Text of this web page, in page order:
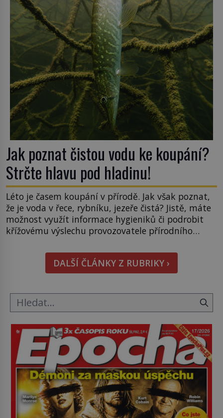
v nezaměstnanosti. Kam vás pozveme? Unikátní
hřbitov, který si vysloužil název „Veselý“, najdeme
v rumunské vesnici Sapanta, nedaleko hranic […]
Jak poznat čistou vodu ke koupání?
Strčte hlavu pod hladinu!
Léto je časem koupání v přírodě. Jak však poznat,
že je voda v řece, rybníku, jezeře čistá? Jistě, máte
možnost využít informace hygieniků či podrobit
křížovému výslechu provozovatele přírodního
Podívat se pod hladinu a zjistit, kdo si onu
konkrétní vodní lokalitu oblíbil už dávno před
vámi. Říká se jim bioindikátory […]
DALŠÍ ČLÁNKY Z RUBRIKY ›